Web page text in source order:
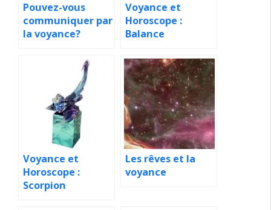
Pouvez-vous
communiquer par
la voyance?
Voyance et
Horoscope :
Balance
Voyance et
Horoscope :
Scorpion
Les rêves et la
voyance